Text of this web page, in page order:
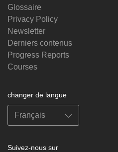
Glossaire
Privacy Policy
Newsletter
Derniers contenus
Progress Reports
Courses
changer de langue
Suivez-nous sur